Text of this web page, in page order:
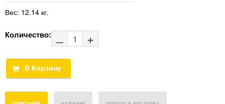
Вес: 12.14 кг.
Количество: